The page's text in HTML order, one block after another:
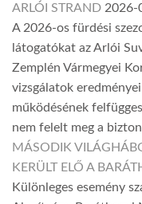
ARLÓI STRAND 2026-
A 2026-os fürdési
látogatókat az Arlói
Zemplén Vármegyei
vizsgálatok
működésének
nem felelt meg a
MÁSODIK
KERÜLT ELŐ A
Különleges esemény